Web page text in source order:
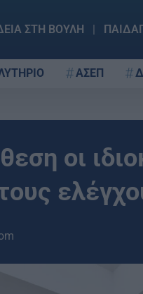
ΣΤΗ ΒΟΥΛΗ
ΑΣΕΠ
οι